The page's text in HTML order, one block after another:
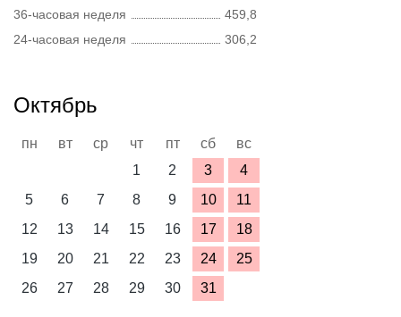
36-часовая неделя
459,8
24-часовая неделя
306,2
Октябрь
пн вт ср чт пт сб
вс
1
2 3
4
5
6 7 8 9 10
11
12
13 14 15 16 17
18
19
20 21 22 23 24
25
26
27 28 29 30 31